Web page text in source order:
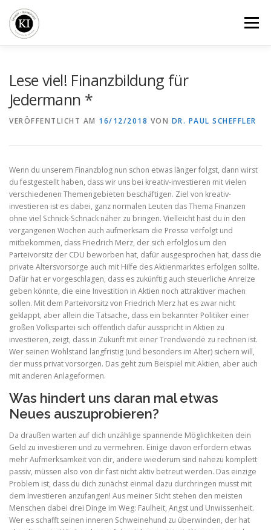
Inhalt
springen
Menü
Lese viel! Finanzbildung für
Jedermann *
VERÖFFENTLICHT AM 16/12/2018 VON DR. PAUL SCHEFFLER
Wenn du unserem Finanzblog nun schon etwas länger folgst, dann wirst
du festgestellt haben, dass wir uns bei kreativ-investieren mit vielen
verschiedenen Themengebieten beschäftigen. Ziel von kreativ-
investieren ist es dabei, ganz normalen Leuten das Thema Finanzen
ohne viel Schnick-Schnack näher zu bringen. Vielleicht hast du in den
vergangenen Wochen auch aufmerksam die Presse verfolgt und
mitbekommen, dass Friedrich Merz, der sich erfolglos um den
Parteivorsitz der CDU beworben hat, dafür ausgesprochen hat, dass die
private Altersvorsorge auch mit Hilfe des Aktienmarktes erfolgen sollte.
Dafür hat er vorgeschlagen, dass es zukünftig auch steuerliche Anreize
geben könnte, die eine Investition in Aktien noch attraktiver machen
sollen. Mit dem Parteivorsitz von Friedrich Merz hat es zwar nicht
geklappt, aber allein die Tatsache, dass ein bekannter Politiker einer
großen Volkspartei sich öffentlich dafür ausspricht in Aktien zu
investieren, zeigt, dass in Zukunft mit einer Trendwende zu rechnen ist.
Wer seinen Wohlstand langfristig (und besonders im Alter) sichern will,
der muss privat vorsorgen. Das geht zum Beispiel mit Aktien, aber auch
mit anderen Anlageformen.
Was hindert uns daran mal etwas
Neues auszuprobieren?
Da draußen warten auf dich unzählige spannende Möglichkeiten dein
Geld zu investieren und zu vermehren. Einige davon erfordern etwas
mehr Aufmerksamkeit von dir, andere wiederum sind nahezu komplett
passiv, müssen also von dir fast nicht aktiv betreut werden. Das einzige
Problem ist, dass du dich zunächst einmal dazu durchringen musst mit
dem Investieren anzufangen! Aus meiner Sicht stehen den meisten
Menschen dabei drei Dinge im Weg: Faulheit, Angst und Unwissenheit.
Wer es schafft seinen inneren Schweinehund zu überwinden, der hat